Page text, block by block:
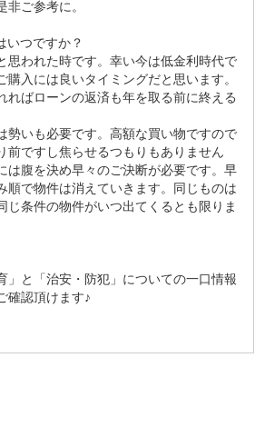
ご参考に。
いつですか？
思われた時です。幸い今は低金利時代で
購入には良いタイミングだと思います。
ればローンの返済も年を取る前に終える
勢いも必要です。高額な買い物ですので
前ですし焦らせるつもりもありません
は腹を決め早々のご決断が必要です。早
順で物件は消えていきます。同じものは
じ条件の物件がいつ出てくるとも限りま
」と「治安・防犯」についての一口情報
確認頂けます♪